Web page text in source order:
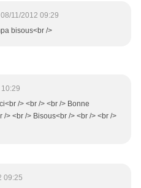
08/11/2012 09:29
bisous<br />
/> <br /> <br /> Bonne
/> <br /> Bisous<br /> <br /> <br />
09:25